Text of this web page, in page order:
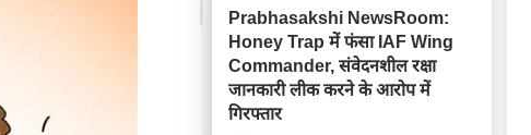
Prabhasakshi NewsRoom:
Honey Trap में फंसा IAF Wing
Commander, संवेदनशील रक्षा
जानकारी लीक करने के आरोप में
गिरफ्तार